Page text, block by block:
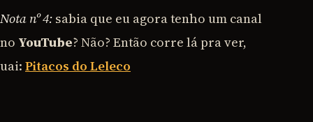
Nota nº 4: sabia que eu agora tenho um canal
no YouTube? Não? Então corre lá pra ver,
uai: Pitacos do Leleco